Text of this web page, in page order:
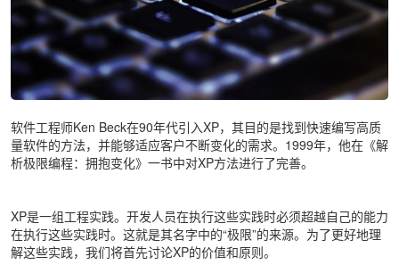
软件工程师Ken Beck在90年代引入XP，其目的是找到快速编写高质
量软件的方法，并能够适应客户不断变化的需求。1999年，他在《解
析极限编程：拥抱变化》一书中对XP方法进行了完善。
XP是一组工程实践。开发人员在执行这些实践时必须超越自己的能力
在执行这些实践时。这就是其名字中的“极限”的来源。为了更好地理
解这些实践，我们将首先讨论XP的价值和原则。